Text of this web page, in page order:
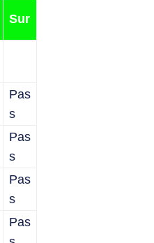
Sur
Pas
s
Pas
s
Pas
s
Pas